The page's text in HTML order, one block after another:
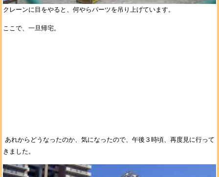
クレーンに目をやると、何やらパーツを吊り上げています。
ここで、一旦帰宅。
あれからどうなったのか、気になったので、午後３時頃、再度見に行って
きました。